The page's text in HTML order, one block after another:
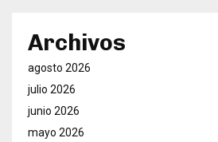
Archivos
agosto 2026
julio 2026
junio 2026
mayo 2026